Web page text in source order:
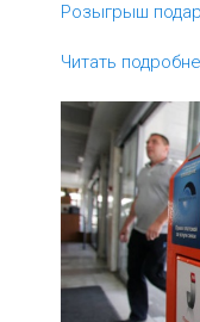
Розыгрыш
Читать